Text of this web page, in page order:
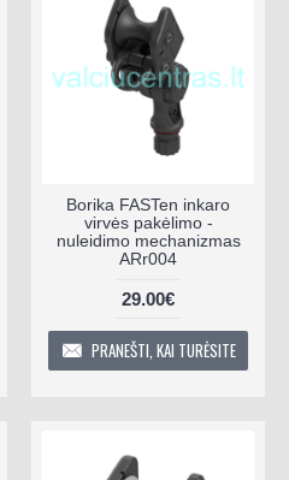
Borika FASTen inkaro
virvės pakėlimo -
nuleidimo mechanizmas
ARr004
29.00€
PRANEŠTI, KAI TURĖSITE